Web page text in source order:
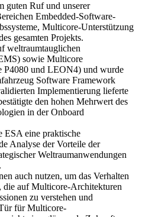
guten Ruf und unserer
Embedded-Software-
Multicore-Unterstützung
gesamten Projekts.
weltraumtauglichen
sowie Multicore
P4080 und LEON4) und wurde
Software Framework
Implementierung lieferte
den hohen Mehrwert des
in der Onboard
ESA eine praktische
Analyse der Vorteile der
Weltraumanwendungen
auch nutzen, um das Verhalten
die auf Multicore-Architekturen
zu verstehen und
für Multicore-